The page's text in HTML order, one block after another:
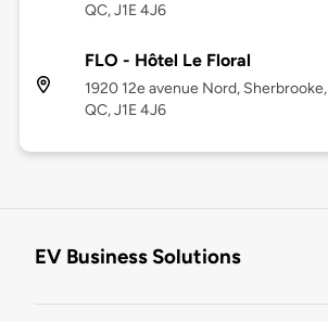
QC, J1E 4J6
FLO - Hôtel Le Floral
1920 12e avenue Nord, Sherbrooke,
QC, J1E 4J6
EV Business Solutions